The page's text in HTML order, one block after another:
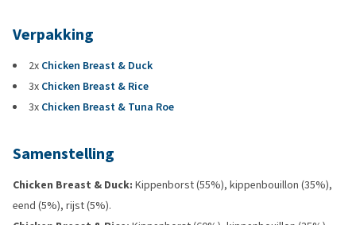
Verpakking
2x Chicken Breast & Duck
3x Chicken Breast & Rice
3x Chicken Breast & Tuna Roe
Samenstelling
Chicken Breast & Duck: Kippenborst (55%), kippenbouillon (35%),
eend (5%), rijst (5%).